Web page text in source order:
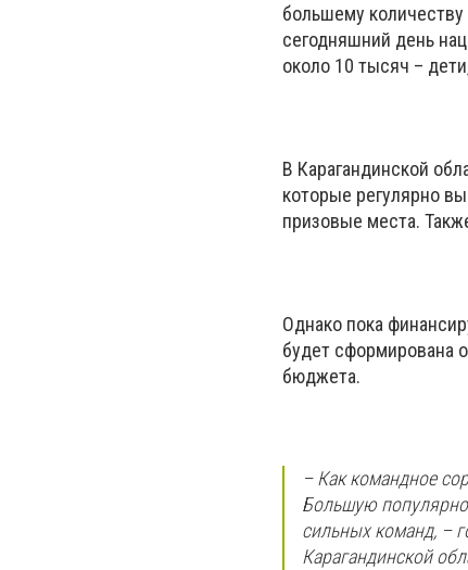
большему
сегодняшний день
около 10 тысяч –
В Карагандинской
которые регулярно
призовые места.
Однако пока
будет сформирована
бюджета.
– Как командное
Большую
сильных команд, –
Карагандинской